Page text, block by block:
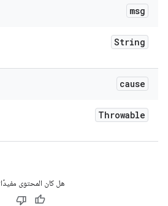
msg
String
cause
Throwable
هل كان المحتوى